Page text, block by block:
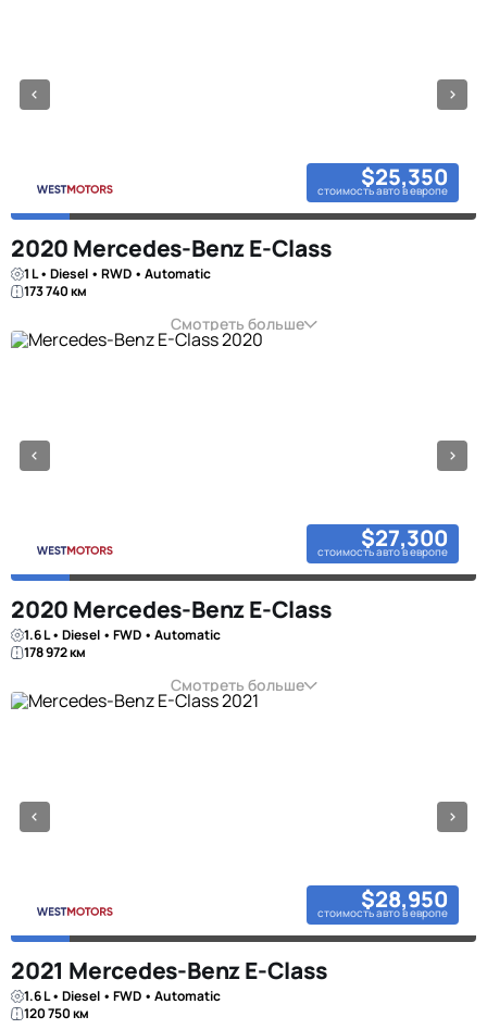
$25,350
стоимость авто в европе
2020 Mercedes-Benz E-Class
1 L • Diesel • RWD • Automatic
173 740 км
Смотреть больше
$27,300
стоимость авто в европе
2020 Mercedes-Benz E-Class
1.6 L • Diesel • FWD • Automatic
178 972 км
Смотреть больше
$28,950
стоимость авто в европе
2021 Mercedes-Benz E-Class
1.6 L • Diesel • FWD • Automatic
120 750 км